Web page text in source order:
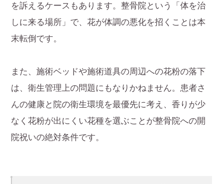
を訴えるケースもあります。整骨院という「体を治
しに来る場所」で、花が体調の悪化を招くことは本
末転倒です。
また、施術ベッドや施術道具の周辺への花粉の落下
は、衛生管理上の問題にもなりかねません。患者さ
んの健康と院の衛生環境を最優先に考え、香りが少
なく花粉が出にくい花種を選ぶことが整骨院への開
院祝いの絶対条件です。